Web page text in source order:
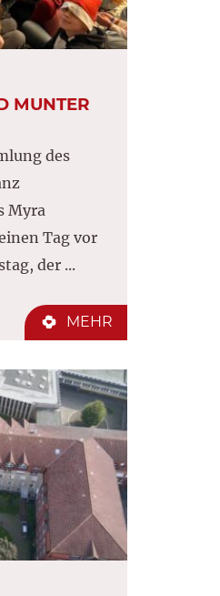
MUNTER
des
Myra
Tag vor
der ...
MEHR